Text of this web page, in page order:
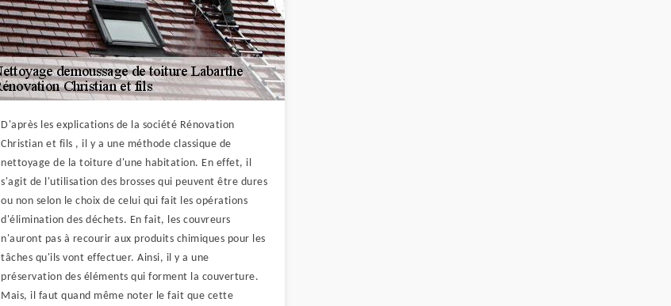
D'après les explications de la société Rénovation
Christian et fils , il y a une méthode classique de
nettoyage de la toiture d'une habitation. En effet, il
s'agit de l'utilisation des brosses qui peuvent être dures
ou non selon le choix de celui qui fait les opérations
d'élimination des déchets. En fait, les couvreurs
n'auront pas à recourir aux produits chimiques pour les
tâches qu'ils vont effectuer. Ainsi, il y a une
préservation des éléments qui forment la couverture.
Mais, il faut quand même noter le fait que cette